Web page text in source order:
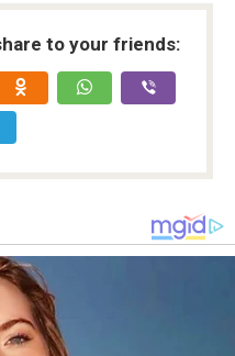
to your friends: